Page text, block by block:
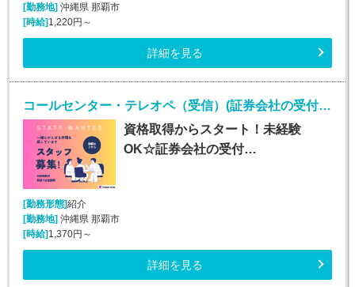
[勤務地]沖縄県 那覇市
[時給]1,220円～
詳細を見る
コールセンター・テレオペ（受信）(証券会社の受付・事務スタッフ/6月9日入社)
資格取得からスタート！未経験
OK☆証券会社の受付…
[勤務形態]紹介
[勤務地]沖縄県 那覇市
[時給]1,370円～
詳細を見る